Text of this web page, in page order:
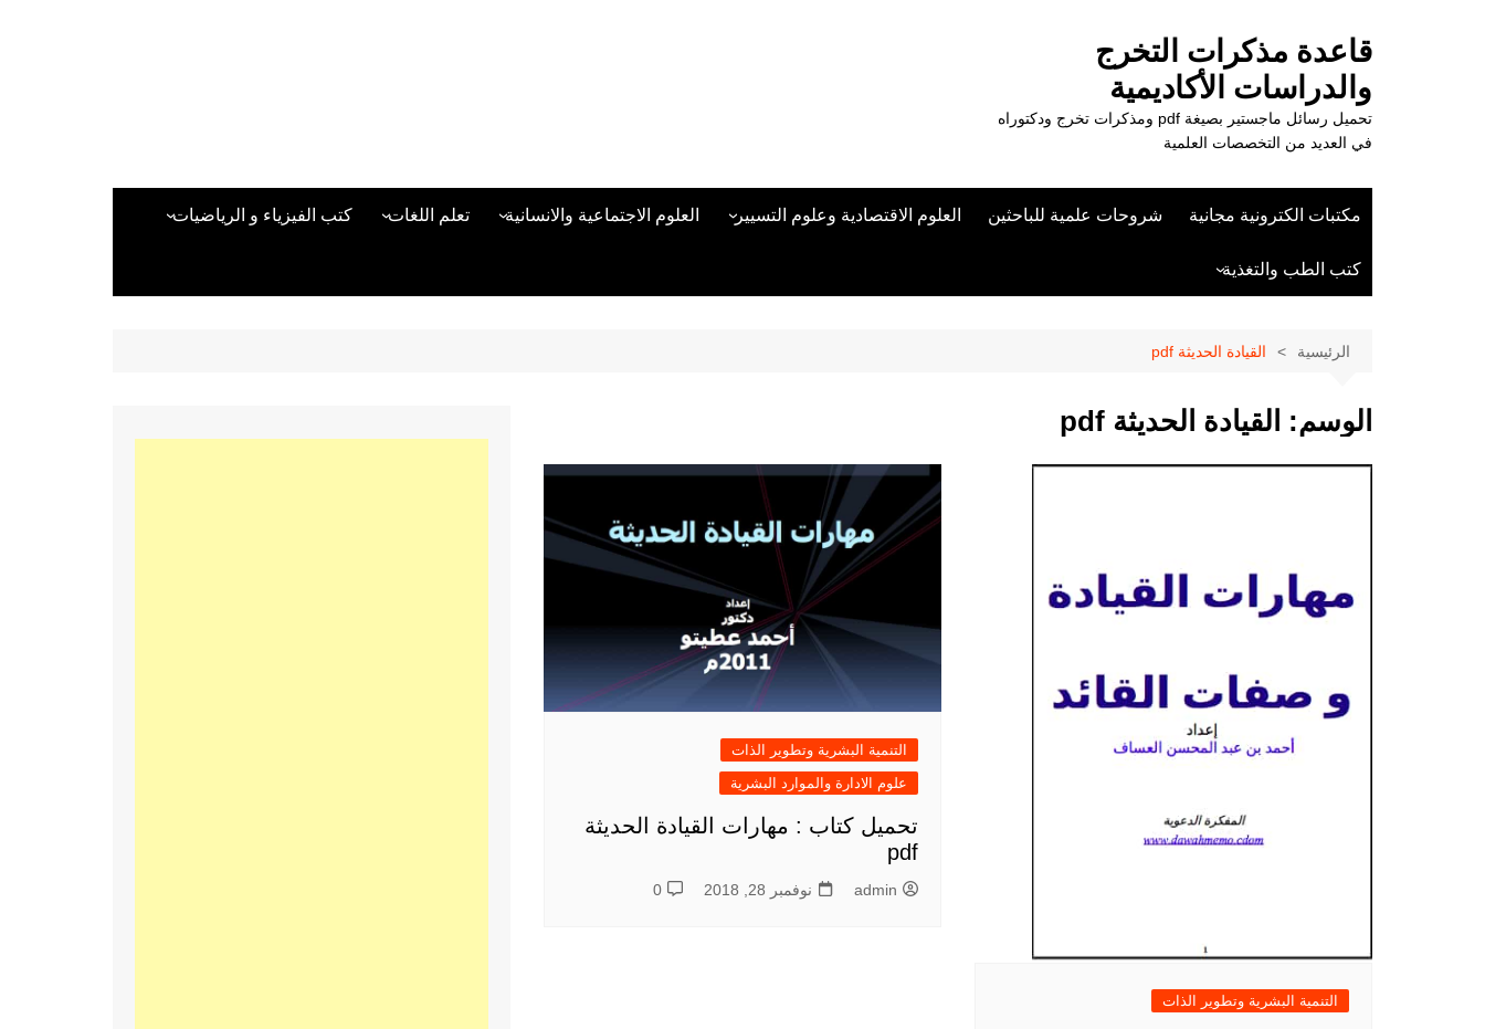
قاعدة مذكرات التخرج
والدراسات الأكاديمية
تحميل رسائل ماجستير بصيغة pdf ومذكرات تخرج ودكتوراه
في العديد من التخصصات العلمية
مكتبات الكترونية مجانية شروحات علمية للباحثين العلوم الاقتصادية وعلوم التسيير
علوم الادارة والموارد البشرية
العلوم الاجتماعية والانسانية
علم المكتبات
الفكر والفلسفة
الإعلام والاتصال
دراسات في التاريخ
دراسات قانونية
تعلم اللغات
تعلم اللغة التركية
كتب الفيزياء و الرياضيات
كتب لغات البرمجة
كتب الطب والتغذية
الرئيسية القيادة الحديثة pdf
الوسم: القيادة الحديثة pdf
التنمية البشرية وتطوير الذات
التنمية البشرية وتطوير الذات
علوم الادارة والموارد البشرية
تحميل كتاب : مهارات القيادة الحديثة
pdf
admin نوفمبر 28, 2018 0